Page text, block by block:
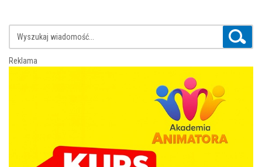
Reklama